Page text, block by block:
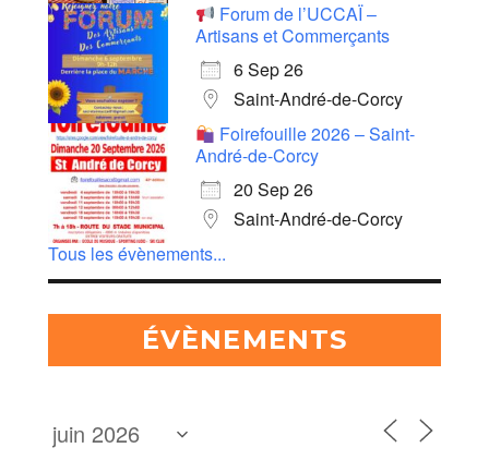
Forum de l’UCCAÏ –
Artisans et Commerçants
6 Sep 26
Saint-André-de-Corcy
Foirefouille 2026 – Saint-
André-de-Corcy
20 Sep 26
Saint-André-de-Corcy
Tous les évènements...
ÉVÈNEMENTS